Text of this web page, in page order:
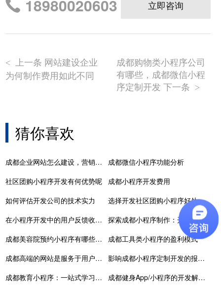
18980020603 立即咨询
<
上一条 网站建设企业
为何制作费用如此不同
成都购物类小程序公司
有哪些，成都微信小程
序定制开发 下一条 >
猜你喜欢
成都企业网站怎么建设，营销还是官网展示
成都微信小程序功能分析
社区团购小程序开发有何优势呢
成都小程序开发费用
如何评估开发公司的技术实力
选择开发社区团购小程序好处
在小程序开发中的用户反馈收集和分析
探索成都小程序制作：开启创新互联网时代
成都美容院预约小程序有哪些功能需要开发？
成都工具类小程序的盈利模式
成都高端的网站是服务于用户与平台,实现价值的过程
影响成都小程序定制开发的报价因素有哪些？
成都教育小程序：一站式学习解决方案
成都健身App/小程序的开发解决方案及功能需求